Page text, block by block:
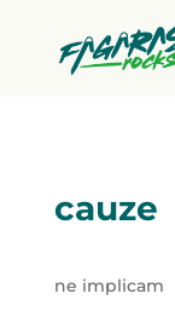
cauze
ne implicam